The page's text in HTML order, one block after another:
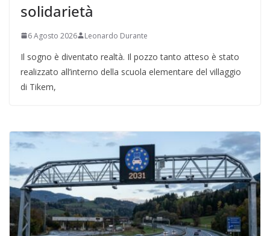
solidarietà
6 Agosto 2026 Leonardo Durante
Il sogno è diventato realtà. Il pozzo tanto atteso è stato
realizzato all’interno della scuola elementare del villaggio
di Tikem,